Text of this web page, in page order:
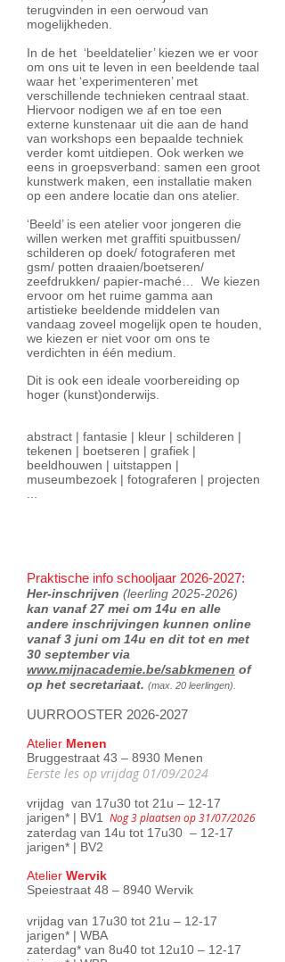
terugvinden in een oerwoud van
mogelijkheden.
In de het ‘beeldatelier’ kiezen we er voor
om ons uit te leven in een beeldende taal
waar het ‘experimenteren’ met
verschillende technieken centraal staat.
Hiervoor nodigen we af en toe een
externe kunstenaar uit die aan de hand
van workshops een bepaalde techniek
verder komt uitdiepen. Ook werken we
eens in groepsverband: samen een groot
kunstwerk maken, een installatie maken
op een andere locatie dan ons atelier.
‘Beeld’ is een atelier voor jongeren die
willen werken met graffiti spuitbussen/
schilderen op doek/ fotograferen met
gsm/ potten draaien/boetseren/
zeefdrukken/ papier-maché… We kiezen
ervoor om het ruime gamma aan
artistieke beeldende middelen van
vandaag zoveel mogelijk open te houden,
we kiezen er niet voor om ons te
verdichten in één medium.
Dit is ook een ideale voorbereiding op
hoger (kunst)onderwijs.
abstract | fantasie | kleur | schilderen |
tekenen | boetseren | grafiek |
beeldhouwen | uitstappen |
museumbezoek | fotograferen | projecten
Praktische info schooljaar 2026-2027:
Her-inschrijven (leerling 2025-2026)
kan vanaf 27 mei om 14u en alle
andere inschrijvingen kunnen online
vanaf 3 juni om 14u en dit tot en met
30 september via
www.mijnacademie.be/sabkmenen of
op het secretariaat. (max. 20 leerlingen).
UURROOSTER 2026-2027
Atelier Menen
Bruggestraat 43 – 8930 Menen
Eerste les op vrijdag 01/09/2024
vrijdag van 17u30 tot 21u – 12-17
jarigen* | BV1
Nog 3 plaatsen op 31/07/2026
zaterdag van 14u tot 17u30 – 12-17
jarigen* | BV2
Atelier Wervik
Speiestraat 48 – 8940 Wervik
vrijdag van 17u30 tot 21u – 12-17
jarigen* | WBA
zaterdag* van 8u40 tot 12u10 – 12-17